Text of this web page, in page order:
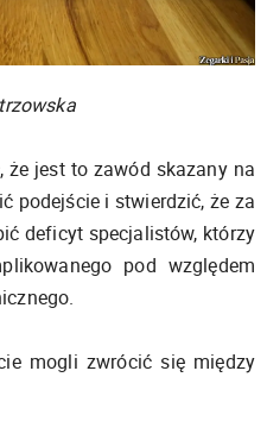
że jest to zawód skazany na
podejście i stwierdzić, że za
deficyt specjalistów, którzy
pod względem
mogli zwrócić się między